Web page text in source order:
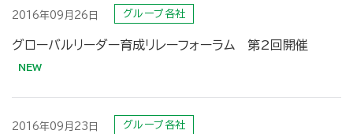
2016年09月26日 グループ各社
グローバルリーダー育成リレーフォーラム 第2回開催
2016年09月23日 グループ各社